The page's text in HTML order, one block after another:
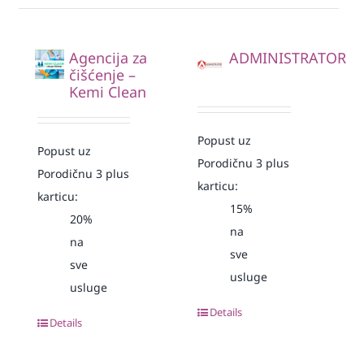
Agencija za
čišćenje –
Kemi Clean
Popust uz
Porodičnu 3 plus
karticu:
20%
na
sve
usluge
Details
ADMINISTRATOR
Popust uz
Porodičnu 3 plus
karticu:
15%
na
sve
usluge
Details